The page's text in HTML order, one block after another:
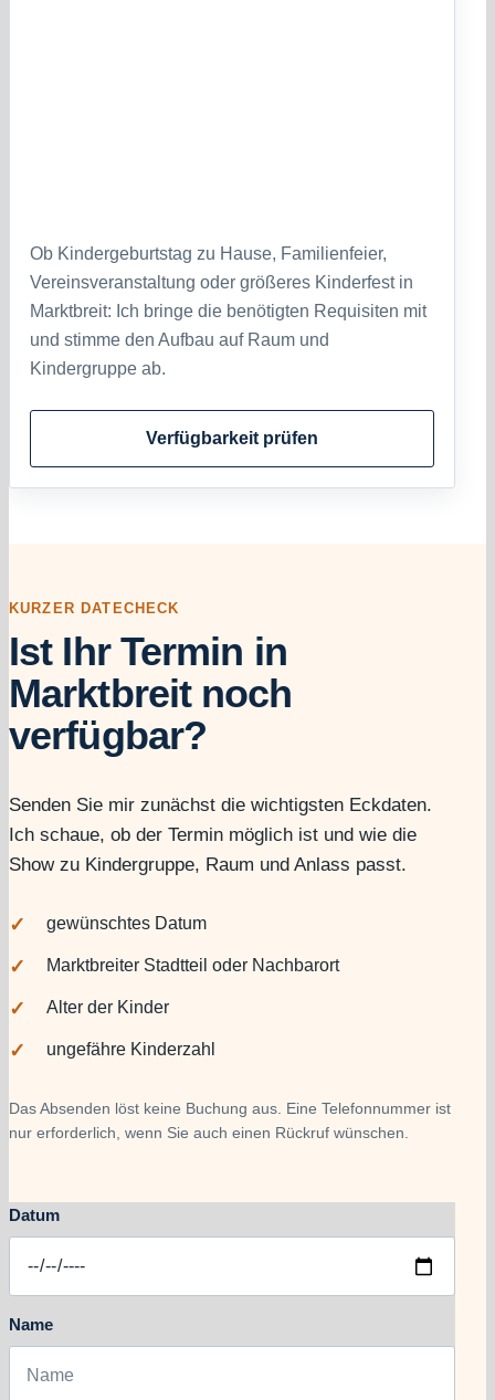
Ob Kindergeburtstag zu Hause, Familienfeier,
Vereinsveranstaltung oder größeres Kinderfest in
Marktbreit: Ich bringe die benötigten Requisiten mit
und stimme den Aufbau auf Raum und
Kindergruppe ab.
Verfügbarkeit prüfen
KURZER DATECHECK
Ist Ihr Termin in
Marktbreit noch
verfügbar?
Senden Sie mir zunächst die wichtigsten Eckdaten.
Ich schaue, ob der Termin möglich ist und wie die
Show zu Kindergruppe, Raum und Anlass passt.
gewünschtes Datum
Marktbreiter Stadtteil oder Nachbarort
Alter der Kinder
ungefähre Kinderzahl
Das Absenden löst keine Buchung aus. Eine Telefonnummer ist
nur erforderlich, wenn Sie auch einen Rückruf wünschen.
Datum
Name